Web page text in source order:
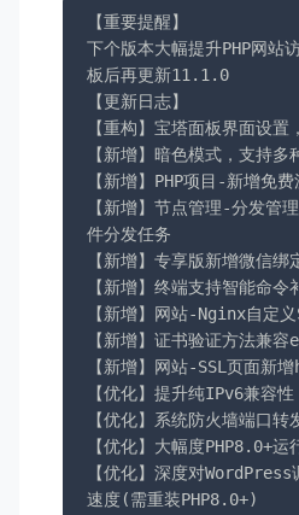
【重要提醒】
下个版本大幅提升PHP网站
板后再更新11.1.0
【更新日志】
【重构】宝塔面板界面设置
【新增】暗色模式，支持多
【新增】PHP项目-新增免
【新增】节点管理-分发管
件分发任务
【新增】专享版新增微信绑
【新增】终端支持智能命令
【新增】网站-Nginx自定
【新增】证书验证方法兼容
【新增】网站-SSL页面新
【优化】提升纯IPv6兼容性
【优化】系统防火墙端口转
【优化】大幅度PHP8.0+运
【优化】深度对
速度(需重装PHP8.0+)